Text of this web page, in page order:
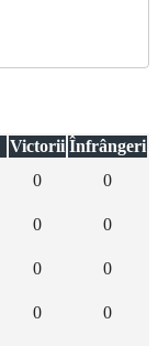
Victorii Înfrângeri
0 0
0 0
0 0
0 0